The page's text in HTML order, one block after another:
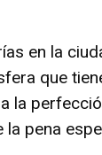
en la
que
la
pena